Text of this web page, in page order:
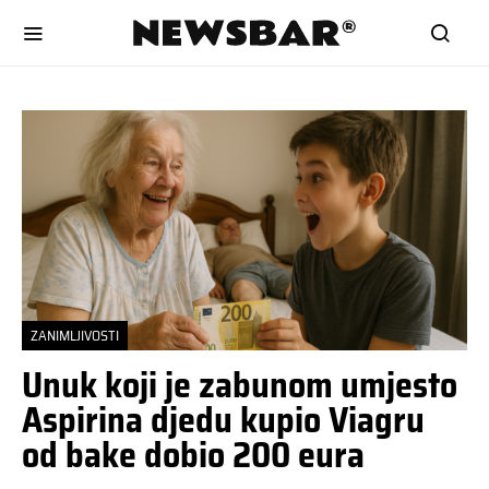
ZANIMLJIVOSTI
Unuk koji je zabunom umjesto
Aspirina djedu kupio Viagru
od bake dobio 200 eura